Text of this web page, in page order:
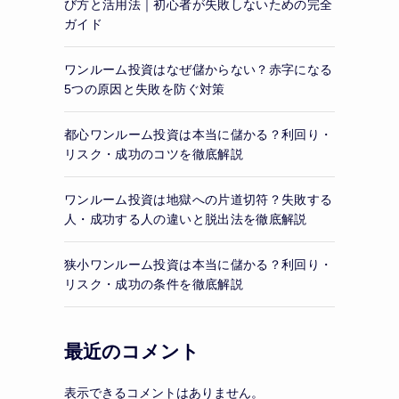
び方と活用法｜初心者が失敗しないための完全
ガイド
ワンルーム投資はなぜ儲からない？赤字になる
5つの原因と失敗を防ぐ対策
都心ワンルーム投資は本当に儲かる？利回り・
リスク・成功のコツを徹底解説
ワンルーム投資は地獄への片道切符？失敗する
人・成功する人の違いと脱出法を徹底解説
狭小ワンルーム投資は本当に儲かる？利回り・
リスク・成功の条件を徹底解説
最近のコメント
表示できるコメントはありません。